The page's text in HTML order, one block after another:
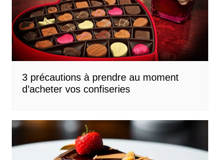
3 précautions à prendre au moment
d’acheter vos confiseries